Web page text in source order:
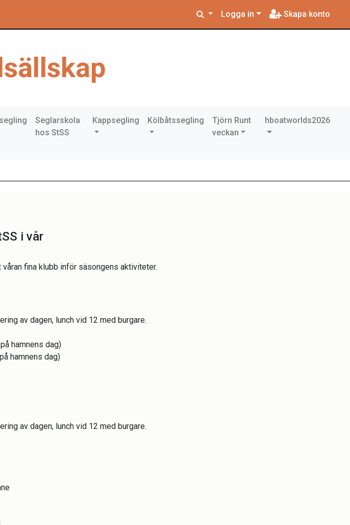
Logga in Skapa konto
Seglarskola
hos StSS
Kappsegling Kölbåtssegling
Tjörn Runt
veckan
hboatworlds2026
i vår
fina klubb inför säsongens aktiviteter.
av dagen, lunch vid 12 med burgare.
hamnens dag)
hamnens dag)
av dagen, lunch vid 12 med burgare.